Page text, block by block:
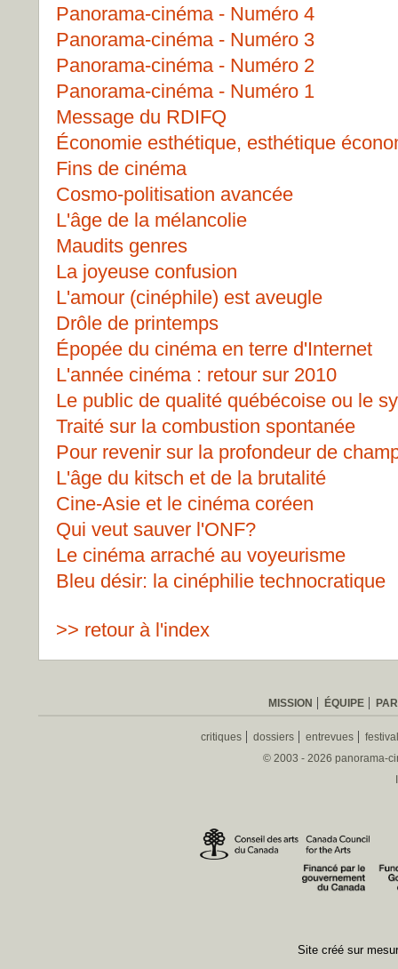
Panorama-cinéma - Numéro 4
Panorama-cinéma - Numéro 3
Panorama-cinéma - Numéro 2
Panorama-cinéma - Numéro 1
Message du RDIFQ
Économie esthétique, esthétique
Fins de cinéma
Cosmo-politisation avancée
L'âge de la mélancolie
Maudits genres
La joyeuse confusion
L'amour (cinéphile) est aveugle
Drôle de printemps
Épopée du cinéma en terre d'Internet
L'année cinéma : retour sur 2010
Le public de qualité québécoise ou le
Traité sur la combustion spontanée
Pour revenir sur la profondeur de
L'âge du kitsch et de la brutalité
Cine-Asie et le cinéma coréen
Qui veut sauver l'ONF?
Le cinéma arraché au voyeurisme
Bleu désir: la cinéphilie technocratique
>> retour à l'index
MISSION ÉQUIPE
critiques dossiers entrevues
© 2003 - 2026 panorama-
Site créé sur